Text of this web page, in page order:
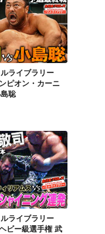
全日本プロレス バトルライブラリー 2007年3月30日 チャンピオン・カーニバル 川田利明 VS 小島聡
ライブラリー
ピオン・カーニ
聡
全日本プロレス バトルライブラリー 2001年7月14日 三冠ヘビー級選手権 武藤敬司 VS スティーブ・ウィリアムス
ライブラリー
ビー級選手権 武